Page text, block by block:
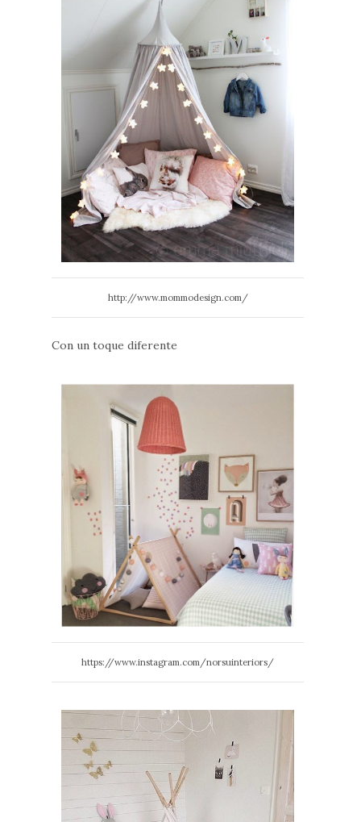
http://www.mommodesign.com/
Con un toque diferente
https://www.instagram.com/norsuinteriors/